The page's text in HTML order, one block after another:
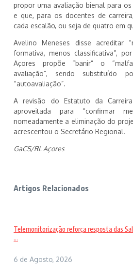
propor uma avaliação bienal para
e que, para os docentes de
cada escalão, ou seja de quatro em
Avelino Meneses disse acreditar
formativa, menos classificativa”,
Açores propõe “banir” o
avaliação”, sendo substituído
“autoavaliação”.
A revisão do Estatuto da
aproveitada para “confirmar
nomeadamente a eliminação do
acrescentou o Secretário Regional.
GaCS/RL Açores
Artigos Relacionados
Telemonitorização reforça resposta das
...
6 de Agosto, 2026